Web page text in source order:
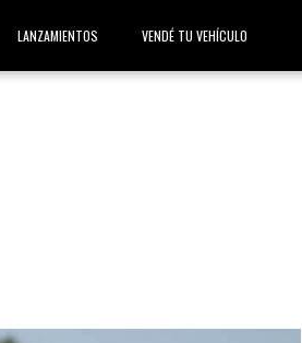
LANZAMIENTOS VENDÉ TU VEHÍCULO